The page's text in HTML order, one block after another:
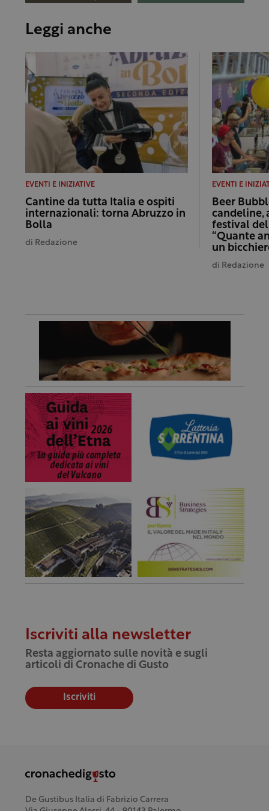
Leggi anche
EVENTI E INIZIATIVE
Cantine da tutta Italia e ospiti
internazionali: torna Abruzzo in
Bolla
di Redazione
EVENTI E
Beer
candeline,
festival
“Quante
un
di Redazione
Iscriviti alla newsletter
Resta aggiornato sulle novità e sugli
articoli di Cronache di Gusto
Iscriviti
De Gustibus Italia di Fabrizio Carrera